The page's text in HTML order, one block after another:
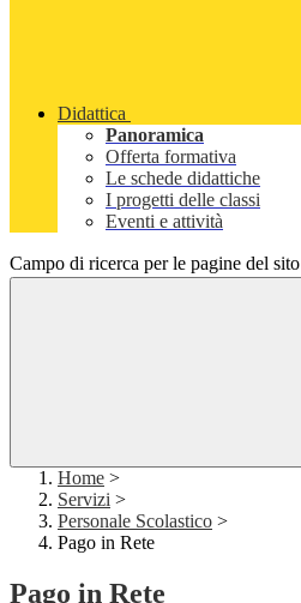
Didattica
Panoramica
Offerta formativa
Le schede didattiche
I progetti delle classi
Eventi e attività
Campo di ricerca per le pagine del sito
Home >
Servizi >
Personale Scolastico >
Pago in Rete
Pago in Rete